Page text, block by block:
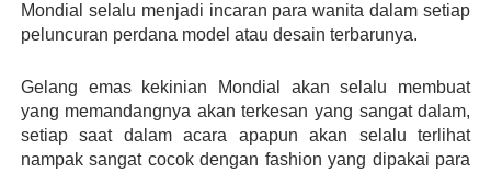
Mondial selalu menjadi incaran para wanita dalam setiap
peluncuran perdana model atau desain terbarunya.
Gelang emas kekinian Mondial akan selalu membuat
yang memandangnya akan terkesan yang sangat dalam,
setiap saat dalam acara apapun akan selalu terlihat
nampak sangat cocok dengan fashion yang dipakai para